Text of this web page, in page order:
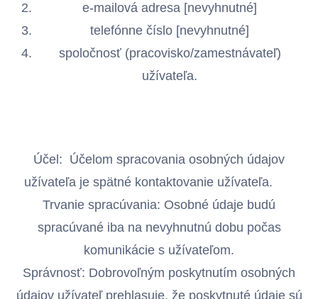
e-mailová adresa [nevyhnutné]
telefónne číslo [nevyhnutné]
spoločnosť (pracovisko/zamestnávateľ)
užívateľa.
Účel: Účelom spracovania osobných údajov
užívateľa je spätné kontaktovanie užívateľa.
Trvanie spracúvania: Osobné údaje budú
spracúvané iba na nevyhnutnú dobu počas
komunikácie s užívateľom.
Správnosť: Dobrovoľným poskytnutím osobných
údajov užívateľ prehlasuje, že poskytnuté údaje sú